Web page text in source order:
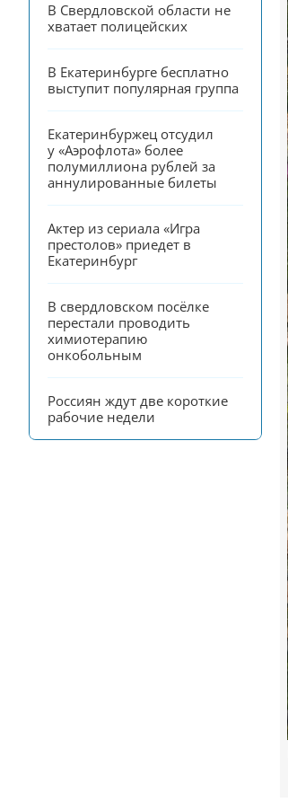
В Свердловской области не
хватает полицейских
В Екатеринбурге бесплатно
выступит популярная группа
Екатеринбуржец отсудил
у «Аэрофлота» более
полумиллиона рублей за
аннулированные билеты
Актер из сериала «Игра
престолов» приедет в
Екатеринбург
В свердловском посёлке
перестали проводить
химиотерапию
онкобольным
Россиян ждут две короткие
рабочие недели